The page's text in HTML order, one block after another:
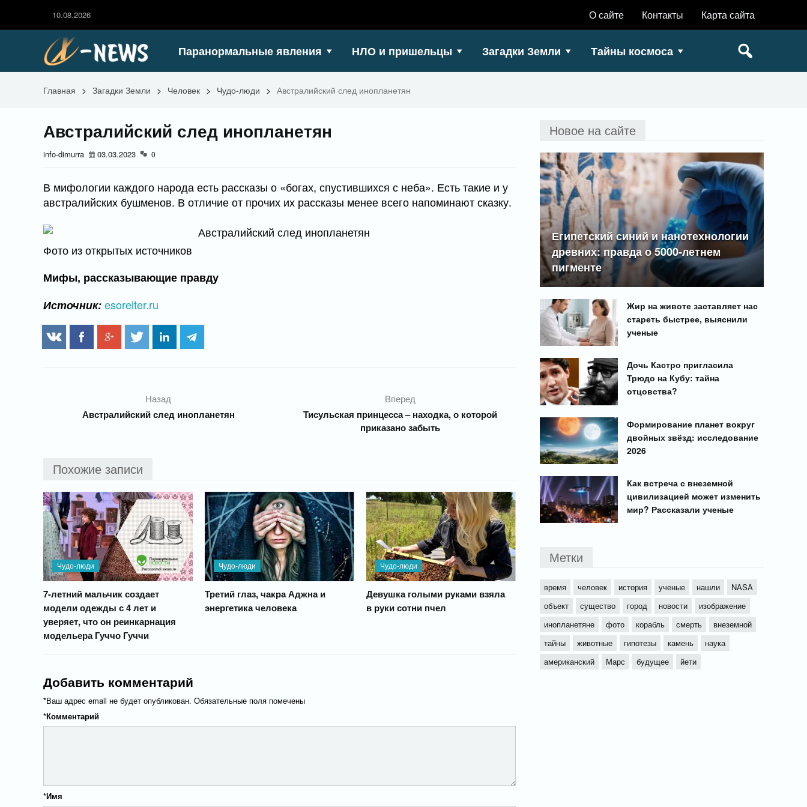
О сайте Контакты Карта сайта
10.08.2026
Паранормальные явления НЛО и пришельцы Загадки Земли Тайны космоса
Главная > Загадки Земли > Человек > Чудо-люди > Австралийский след инопланетян
Австралийский след инопланетян
info-dimurra 03.03.2023 0
В мифологии каждого народа есть рассказы о «богах, спустившихся с неба». Есть такие и у
австралийских бушменов. В отличие от прочих их рассказы менее всего напоминают сказку.
Фото из открытых источников
Мифы, рассказывающие правду
Источник:esoreiter.ru
Назад
Австралийский след инопланетян
Вперед
Тисульская принцесса – находка, о которой
приказано забыть
Похожие записи
Чудо-люди
7-летний мальчик создает
модели одежды с 4 лет и
уверяет, что он реинкарнация
модельера Гуччо Гуччи
Чудо-люди
Третий глаз, чакра Аджна и
энергетика человека
Чудо-люди
Девушка голыми руками взяла
в руки сотни пчел
Добавить комментарий
Ваш адрес email не будет опубликован. Обязательные поля помечены
*
Комментарий
*
Имя
*
Новое на сайте
Египетский синий и нанотехнологии
древних: правда о 5000-летнем
пигменте
Жир на животе заставляет нас
стареть быстрее, выяснили
ученые
Дочь Кастро пригласила
Трюдо на Кубу: тайна
отцовства?
Формирование планет вокруг
двойных звёзд: исследование
2026
Как встреча с внеземной
цивилизацией может изменить
мир? Рассказали ученые
Метки
время человек история ученые нашли
NASA
объект
существо город новости
изображение
инопланетяне
фото корабль смерть
внеземной
тайны
животные гипотезы камень
наука
американский
Марс будущее йети